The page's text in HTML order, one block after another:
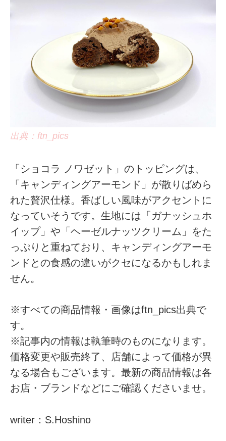
出典：ftn_pics
「ショコラ ノワゼット」のトッピングは、
「キャンディングアーモンド」が散りばめら
れた贅沢仕様。香ばしい風味がアクセントに
なっていそうです。生地には「ガナッシュホ
イップ」や「ヘーゼルナッツクリーム」をた
っぷりと重ねており、キャンディングアーモ
ンドとの食感の違いがクセになるかもしれま
せん。
※すべての商品情報・画像はftn_pics出典で
す。
※記事内の情報は執筆時のものになります。
価格変更や販売終了、店舗によって価格が異
なる場合もございます。最新の商品情報は各
お店・ブランドなどにご確認くださいませ。
writer：S.Hoshino